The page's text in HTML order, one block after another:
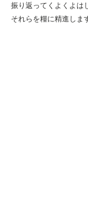
振り返ってくよくよは
それらを糧に精進しま